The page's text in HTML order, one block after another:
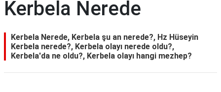
SAĞLIK
Kerbela Nerede
Kerbela Nerede, Kerbela şu an nerede?, Hz Hüseyin
Kerbela nerede?, Kerbela olayı nerede oldu?,
Kerbela'da ne oldu?, Kerbela olayı hangi mezhep?